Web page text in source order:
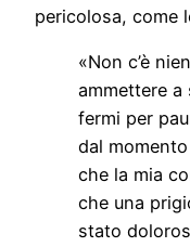
pericolosa, come
«Non c’è
ammettere a
fermi per
dal
che la mia
che una
stato